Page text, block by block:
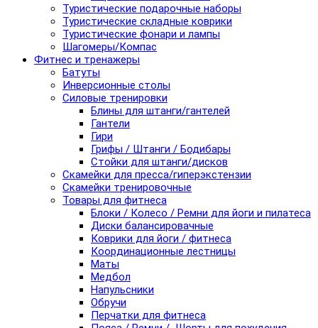
Туристические подарочные наборы
Туристические складные коврики
Туристические фонари и лампы
Шагомеры/Компас
Фитнес и тренажеры
Батуты
Инверсионные столы
Силовые тренировки
Блины для штанги/гантелей
Гантели
Гири
Грифы / Штанги / Бодибары
Стойки для штанги/дисков
Скамейки для пресса/гиперэкстензии
Скамейки тренировочные
Товары для фитнеса
Блоки / Колесо / Ремни для йоги и пилатеса
Диски балансировачные
Коврики для йоги / фитнеса
Координационные лестницы
Маты
Медбол
Напульсники
Обручи
Перчатки для фитнеса